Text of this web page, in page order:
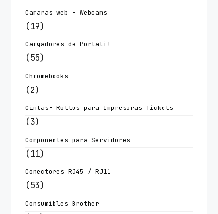
Camaras web - Webcams
(19)
Cargadores de Portatil
(55)
Chromebooks
(2)
Cintas- Rollos para Impresoras Tickets
(3)
Componentes para Servidores
(11)
Conectores RJ45 / RJ11
(53)
Consumibles Brother